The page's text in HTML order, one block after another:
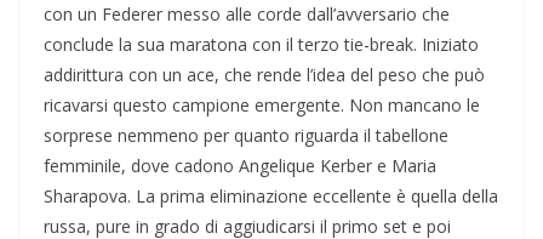
con un Federer messo alle corde dall’avversario che
conclude la sua maratona con il terzo tie-break. Iniziato
addirittura con un ace, che rende l’idea del peso che può
ricavarsi questo campione emergente. Non mancano le
sorprese nemmeno per quanto riguarda il tabellone
femminile, dove cadono Angelique Kerber e Maria
Sharapova. La prima eliminazione eccellente è quella della
russa, pure in grado di aggiudicarsi il primo set e poi